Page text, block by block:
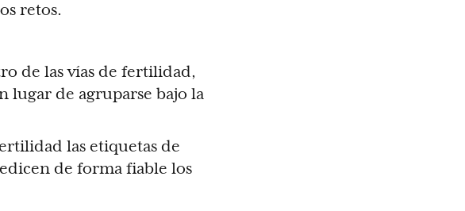
retos.
de las vías de fertilidad,
de agruparse bajo la
las etiquetas de
de forma fiable los